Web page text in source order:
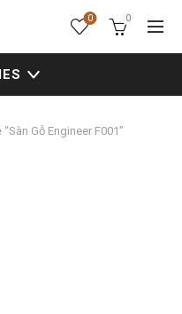
0 0
Gỗ Engineer F001”